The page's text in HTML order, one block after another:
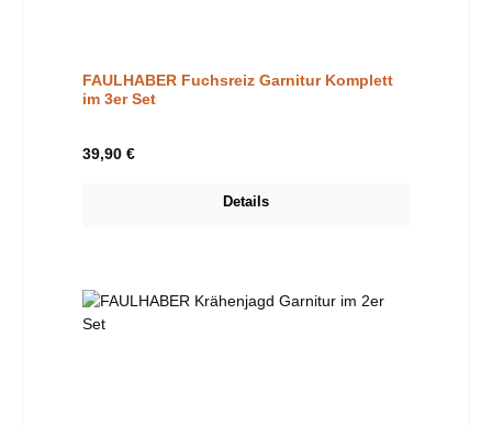
FAULHABER Fuchsreiz Garnitur Komplett
im 3er Set
Regulärer Preis:
39,90 €
Details